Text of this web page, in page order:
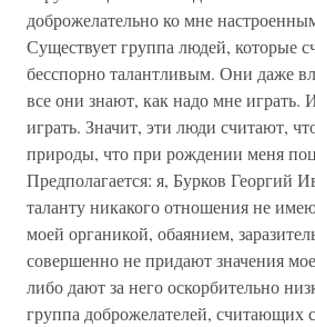
доброжелательно ко мне
Существует группа людей, которые
бесспорно талантливым. Они даже
все они знают, как надо мне играть.
играть. Значит, эти люди считают,
природы, что при рождении меня
Предполагается: я, Бурков Георгий
таланту никакого отношения не
моей органикой, обаянием,
совершенно не придают значения
либо дают за него оскорбительно
группа доброжелателей, считающих